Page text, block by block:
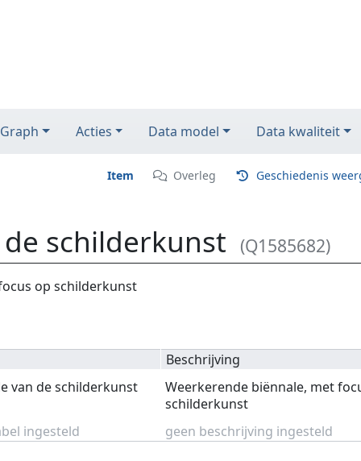
Acties Data model Data kwaliteit
Item Overleg Geschiedenis
schilderkunst (Q1585682)
op schilderkunst
Beschrijving
van de schilderkunst
Weerkerende biënnale, met
schilderkunst
ingesteld geen beschrijving ingesteld